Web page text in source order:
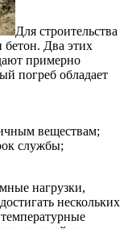
Для строительства
бетон. Два этих
примерно
погреб обладает
веществам;
службы;
нагрузки,
нескольких